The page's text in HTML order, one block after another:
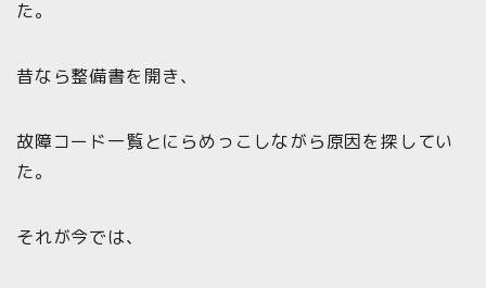
た。
昔なら整備書を開き、
故障コード一覧とにらめっこしながら原因を探してい
た。
それが今では、